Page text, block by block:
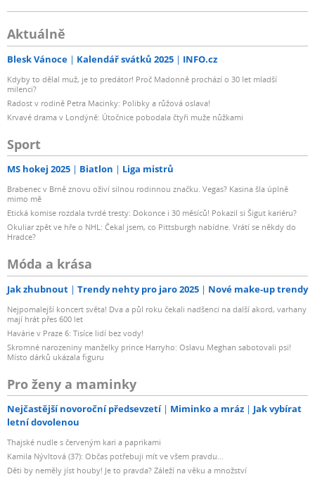
Aktuálně
Blesk Vánoce Kalendář svátků 2025 INFO.cz
Kdyby to dělal muž, je to predátor! Proč Madonně prochází o 30 let mladší
milenci?
Radost v rodině Petra Macinky: Polibky a růžová oslava!
Krvavé drama v Londýně: Útočnice pobodala čtyři muže nůžkami
Sport
MS hokej 2025 Biatlon Liga mistrů
Brabenec v Brně znovu oživí silnou rodinnou značku. Vegas? Kasina šla úplně
mimo mě
Etická komise rozdala tvrdé tresty: Dokonce i 30 měsíců! Pokazil si Šigut kariéru?
Okuliar zpět ve hře o NHL: Čekal jsem, co Pittsburgh nabídne. Vrátí se někdy do
Hradce?
Móda a krása
Jak zhubnout Trendy nehty pro jaro 2025 Nové make-up trendy
Nejpomalejší koncert světa! Dva a půl roku čekali nadšenci na další akord, varhany
mají hrát přes 600 let
Havárie v Praze 6: Tisíce lidí bez vody!
Skromné narozeniny manželky prince Harryho: Oslavu Meghan sabotovali psi!
Místo dárků ukázala figuru
Pro ženy a maminky
Nejčastější novoroční předsevzetí Miminko a mráz
Jak vybírat
letní dovolenou
Thajské nudle s červeným kari a paprikami
Kamila Nývltová (37): Občas potřebuji mít ve všem pravdu...
Děti by neměly jíst houby! Je to pravda? Záleží na věku a množství